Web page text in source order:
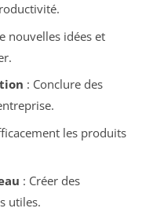
nouvelles idées et
: Conclure des
les produits
: Créer des
utiles.